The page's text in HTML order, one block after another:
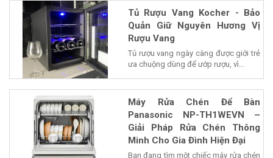
Tủ Rượu Vang Kocher - Bảo
Quản Giữ Nguyên Hương Vị
Rượu Vang
Tủ rượu vang ngày càng được giới trẻ
ưa chuộng dùng để ướp rượu, vì...
Máy Rửa Chén Để Bàn
Panasonic NP-TH1WEVN –
Giải Pháp Rửa Chén Thông
Minh Cho Gia Đình Hiện Đại
Bạn đang tìm một chiếc máy rửa chén